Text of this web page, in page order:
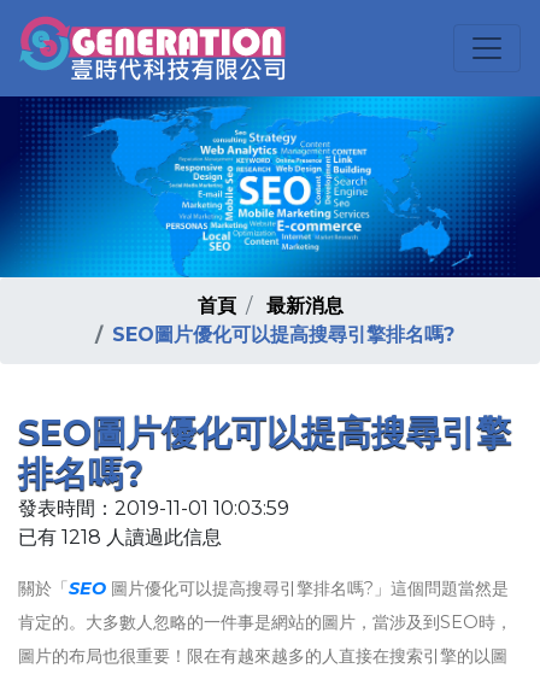
首頁
最新消息
SEO圖片優化可以提高搜尋引擎排名嗎?
SEO圖片優化可以提高搜尋引擎
排名嗎?
發表時間：2019-11-01 10:03:59
已有 1218 人讀過此信息
關於「SEO 圖片優化可以提高搜尋引擎排名嗎?」這個問題當然是
肯定的。大多數人忽略的一件事是網站的圖片，當涉及到SEO時，
圖片的布局也很重要！限在有越來越多的人直接在搜索引擎的以圖